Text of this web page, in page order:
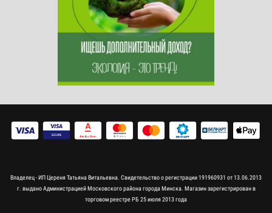
Владелец - ИП Цереня Татьяна Витальевна. Свидетельство о регистрации 191960931 от 13.06.2013
г. выдано Администрацией Московского района города Минска. Магазин зарегистрирован в
торговом реестре РБ 25 июля 2013 года